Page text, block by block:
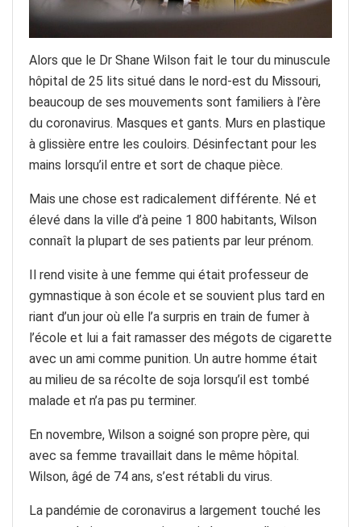
Alors que le Dr Shane Wilson fait le tour du minuscule
hôpital de 25 lits situé dans le nord-est du Missouri,
beaucoup de ses mouvements sont familiers à l’ère
du coronavirus. Masques et gants. Murs en plastique
à glissière entre les couloirs. Désinfectant pour les
mains lorsqu’il entre et sort de chaque pièce.
Mais une chose est radicalement différente. Né et
élevé dans la ville d’à peine 1 800 habitants, Wilson
connaît la plupart de ses patients par leur prénom.
Il rend visite à une femme qui était professeur de
gymnastique à son école et se souvient plus tard en
riant d’un jour où elle l’a surpris en train de fumer à
l’école et lui a fait ramasser des mégots de cigarette
avec un ami comme punition. Un autre homme était
au milieu de sa récolte de soja lorsqu’il est tombé
malade et n’a pas pu terminer.
En novembre, Wilson a soigné son propre père, qui
avec sa femme travaillait dans le même hôpital.
Wilson, âgé de 74 ans, s’est rétabli du virus.
La pandémie de coronavirus a largement touché les